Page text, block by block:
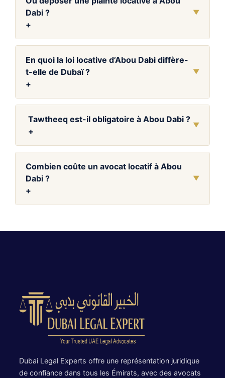
Dabi ?
+
▼
En quoi la loi locative d’Abou Dabi diffère-
t-elle de Dubaï ?
+
▼
Tawtheeq est-il obligatoire à Abou Dabi ?
+
▼
Combien coûte un avocat locatif à Abou
Dabi ?
+
▼
Dubai Legal Experts offre une représentation juridique
de confiance dans tous les Émirats, avec des avocats